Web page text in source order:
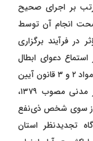
بر اجرای صحیح
صحت انجام آن توسط
در فرآیند برگزاری
استماع دعوای ابطال
مزایده و سند انتقال اجرایی نیست و در اجرای مواد ۲ و ۳ قانون آیین
دادرسی دادگاه‌های عمومی و انقلاب در امور مدنی مصوب ۱۳۷۹،
از سوی شخص ذی‌نفع
تجدیدنظر استان